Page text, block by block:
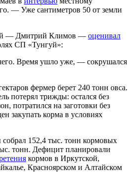
— Уже сантиметров 50 от земли
— Дмитрий Климов — оценивал
СП «Тунгуй»:
Bpeмя yшлo yжe, — сокрушался
фермер берет 240 тонн овса.
потерял трижды: остался без
потратился на заготовки без
закупать корма в условиях
собрал 152,4 тыс. тонн кормовых
тонн. Дефицит планировали
кормов в Иркутской,
Красноярском и Алтайском